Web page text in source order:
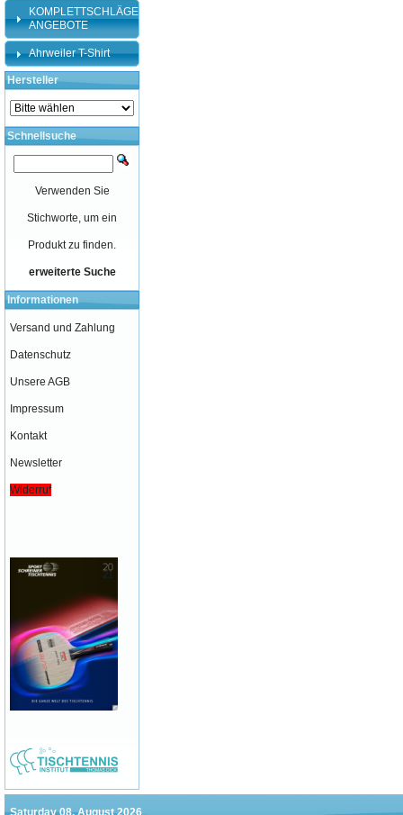
KOMPLETTSCHLÄGER-
ANGEBOTE
Ahrweiler T-Shirt
Hersteller
Schnellsuche
Verwenden Sie
Stichworte, um ein
Produkt zu finden.
erweiterte Suche
Informationen
Versand und Zahlung
Datenschutz
Unsere AGB
Impressum
Kontakt
Newsletter
Widerruf
Saturday 08. August 2026